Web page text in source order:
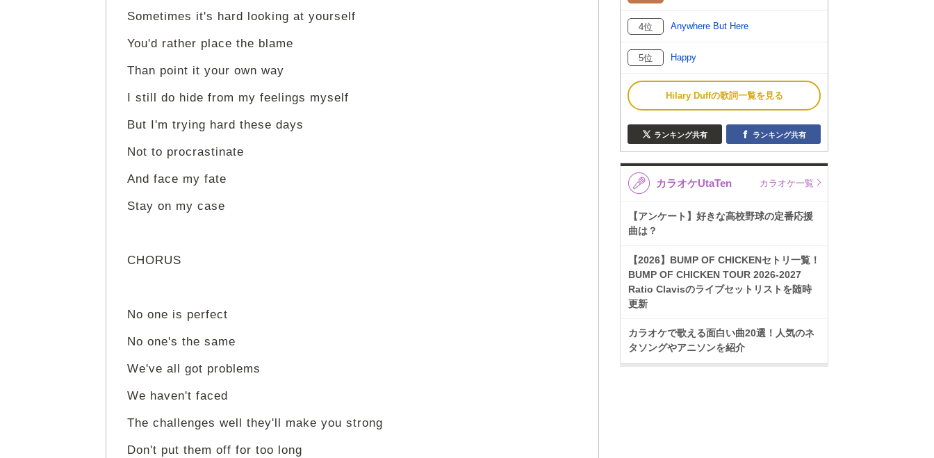
Sometimes it's hard looking at yourself
You'd rather place the blame
Than point it your own way
I still do hide from my feelings myself
But I'm trying hard these days
Not to procrastinate
And face my fate
Stay on my case
CHORUS
No one is perfect
No one's the same
We've all got problems
We haven't faced
The challenges well they'll make you strong
Don't put them off for too long
4位 Anywhere But Here
5位 Happy
Hilary Duffの歌詞一覧を見る
ランキング共有 ランキング共有
カラオケUtaTen カラオケ一覧
【アンケート】好きな高校野球の定番応援
曲は？
【2026】BUMP OF CHICKENセトリ一覧！
BUMP OF CHICKEN TOUR 2026-2027
Ratio Clavisのライブセットリストを随時
更新
カラオケで歌える面白い曲20選！人気のネ
タソングやアニソンを紹介